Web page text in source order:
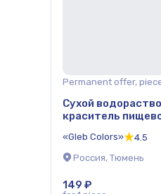
Permanent offer,
Сухой
краситель
«Gleb Colors»
4.5
Россия, Тюмень
149 ₽